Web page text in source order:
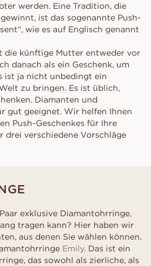
werden. Eine Tradition, die
ist das sogenannte Push-
wie es auf Englisch genannt
die künftige Mutter entweder vor
danach als ein Geschenk, um
ist ja nicht unbedingt ein
zu bringen. Es ist üblich,
Diamanten und
gut geeignet. Wir helfen Ihnen
Push-Geschenkes für Ihre
drei verschiedene Vorschläge
exklusive Diamantohrringe,
tragen kann? Hier haben wir
aus denen Sie wählen können.
Emily. Das ist ein
das sowohl als zierliche, als